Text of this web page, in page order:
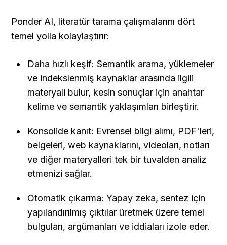
Ponder AI, literatür tarama çalışmalarını dört
temel yolla kolaylaştırır:
Daha hızlı keşif: Semantik arama, yüklemeler
ve indekslenmiş kaynaklar arasında ilgili
materyali bulur, kesin sonuçlar için anahtar
kelime ve semantik yaklaşımları birleştirir.
Konsolide kanıt: Evrensel bilgi alımı, PDF'leri,
belgeleri, web kaynaklarını, videoları, notları
ve diğer materyalleri tek bir tuvalden analiz
etmenizi sağlar.
Otomatik çıkarma: Yapay zeka, sentez için
yapılandırılmış çıktılar üretmek üzere temel
bulguları, argümanları ve iddiaları izole eder.